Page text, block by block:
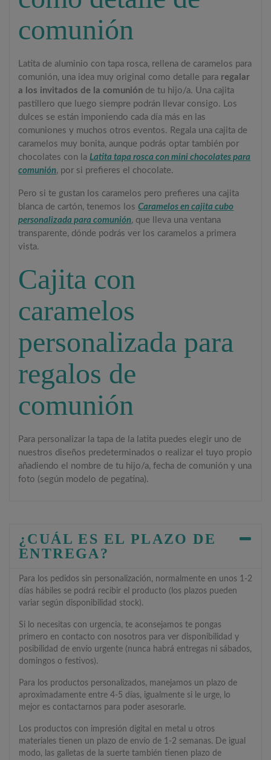
comunión
Latita de aluminio con tapa rosca, rellena de caramelos para
comunión, una idea muy original como detalle para regalar
a los invitados de la comunión de tu hijo/a. Una cajita
pastillero que luego siempre podrán llevar consigo. Los
dulces se están imponiendo cada día más en las
comuniones y muchos otros eventos. Regala una cajita de
caramelos muy bonita, aunque podrás optar también por
chocolates con laLatita tapa rosca con mini chocolates para
comunión, por si prefieres el chocolate.
Pero si te gustan los caramelos pero prefieres una cajita
blanca de cartón, tenemos losCaramelos en cajita cubo
personalizada para comunión, que lleva una ventana
transparente, dónde podrás ver los caramelos a primera
vista.
Cajita con
caramelos
personalizada para
regalos de
comunión
Para personalizar la tapa de la latita puedes elegir uno de
nuestros diseños predeterminados o realizar el tuyo propio
añadiendo el nombre de tu hijo/a, fecha de comunión y una
foto (según modelo de pegatina).
¿CUÁL ES EL PLAZO DE
ENTREGA?
Para los pedidos sin personalización, normalmente en unos 1-2
días hábiles se podrá recibir el producto (los plazos pueden
variar según disponibilidad stock).
Si lo necesitas con urgencia, te aconsejamos te pongas
primero en contacto con nosotros para ver disponibilidad y
posibilidad de envío urgente (nunca habrá entregas ni sábados,
domingos o festivos).
Para los productos personalizados, manejamos un plazo de
aproximadamente entre 4-5 días, igualmente si le urge, lo
mejor es contactarnos para poder asesorarle.
Los productos con impresión digital en metal u otros
materiales tienen un plazo de envío de 1-2 semanas. De igual
modo, las galletas de la suerte también tienen plazo de